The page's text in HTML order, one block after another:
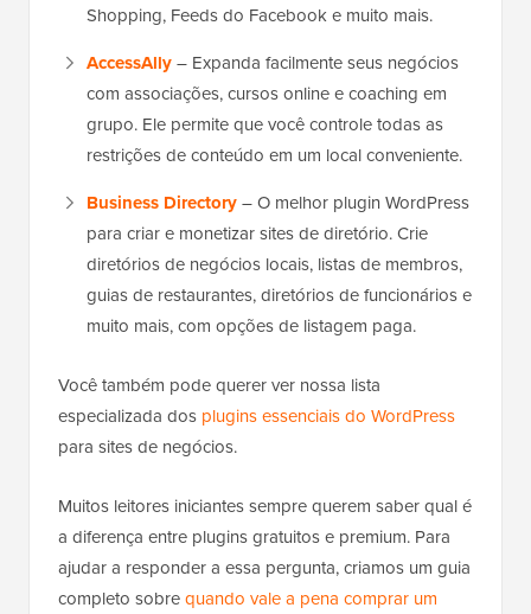
Shopping, Feeds do Facebook e muito mais.
AccessAlly– Expanda facilmente seus negócios
com associações, cursos online e coaching em
grupo. Ele permite que você controle todas as
restrições de conteúdo em um local conveniente.
Business Directory– O melhor plugin WordPress
para criar e monetizar sites de diretório. Crie
diretórios de negócios locais, listas de membros,
guias de restaurantes, diretórios de funcionários e
muito mais, com opções de listagem paga.
Você também pode querer ver nossa lista
especializada dos plugins essenciais do WordPress
para sites de negócios.
Muitos leitores iniciantes sempre querem saber qual é
a diferença entre plugins gratuitos e premium. Para
ajudar a responder a essa pergunta, criamos um guia
completo sobrequando vale a pena comprar um